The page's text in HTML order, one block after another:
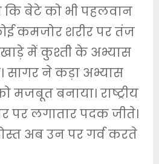
कि बेटे को भी पहलवान
कमजोर शरीर पर तंज
में कुश्ती के अभ्यास
सागर ने कड़ा अभ्यास
मजबूत बनाया। राष्ट्रीय
पर लगातार पदक जीते।
अब उन पर गर्व करते